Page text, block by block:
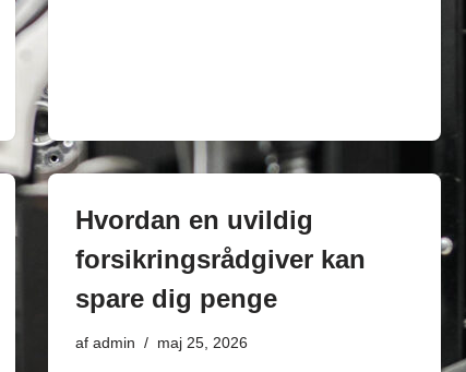
Hvordan en uvildig
forsikringsrådgiver kan
spare dig penge
af admin maj 25, 2026